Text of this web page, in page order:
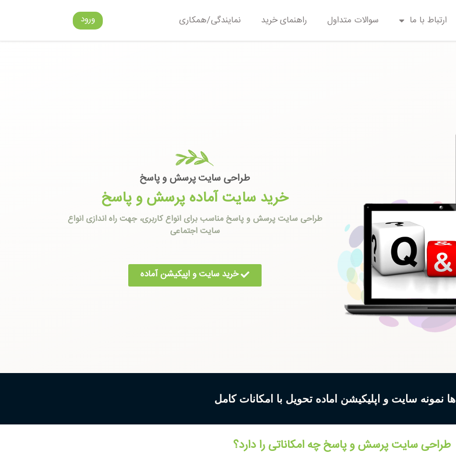
ارتباط با ما سوالات متداول راهنمای خرید نمایندگی/همکاری ورود
طراحی سایت پرسش و پاسخ
خرید سایت آماده پرسش و پاسخ
طراحی سایت پرسش و پاسخ مناسب برای انواع کاربری، جهت راه اندازی انواع
سایت اجتماعی
خرید سایت و اپیکیشن آماده
نمونه سایت و اپلیکیشن اماده تحویل با امکانات کامل
طراحی سایت پرسش و پاسخ چه امکاناتی را دارد؟